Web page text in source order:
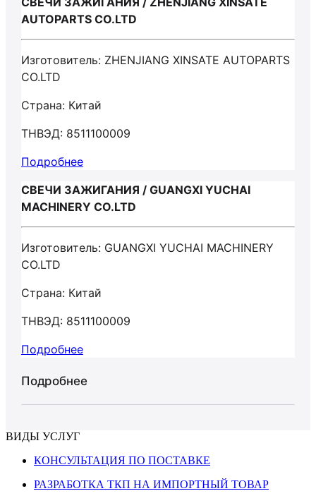
AUTOPARTS CO.LTD
Изготовитель: ZHENJIANG XINSATE AUTOPARTS
CO.LTD
Страна: Китай
ТНВЭД: 8511100009
Подробнее
СВЕЧИ ЗАЖИГАНИЯ / GUANGXI YUCHAI
MACHINERY СО.LTD
Изготовитель: GUANGXI YUCHAI MACHINERY
СО.LTD
Страна: Китай
ТНВЭД: 8511100009
Подробнее
Подробнее
ВИДЫ УСЛУГ
КОНСУЛЬТАЦИЯ ПО ПОСТАВКЕ
РАЗРАБОТКА ТКП НА ИМПОРТНЫЙ ТОВАР